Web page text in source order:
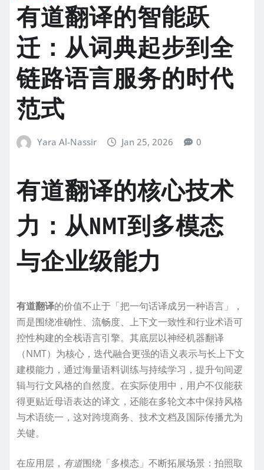
有道翻译的智能跃
迁：从词典起步到全
链路语言服务的时代
范式
Yara Al-Nassir Jan 25, 2026 0
有道翻译的核心技术
力：从NMT到多模态
与企业级能力
有道翻译的价值不止于「把一句话译成另一种语言」，
而是围绕准确性、流畅度、上下文一致性和行业术语可
控性构建的全栈语言引擎。其底层以神经机器翻译
（NMT）为核心，迭代融合更强的语义表示与长上下文
建模能力，通过海量语料训练与持续学习，提升句间逻
辑与行文风格的自然度。在实际使用中，用户不仅能获
得更贴近母语表达的译文，还能在多轮文本中保持风格
与术语统一，这对跨境商务、技术文档及国际传播尤为
关键。
在应用层， 有道围绕「多模态」不断拓展场景：拍照取